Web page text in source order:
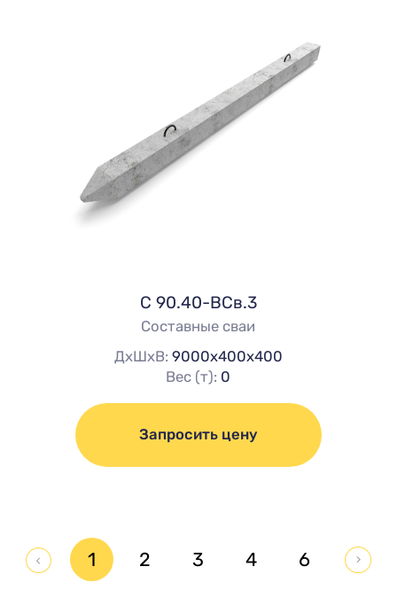
C 90.40-ВСв.3
Составные сваи
ДхШхВ: 9000х400х400
Вес (т): 0
Запросить цену
1 2 3 4 6